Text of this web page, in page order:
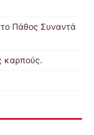
Πάθος Συναντά
καρπούς.